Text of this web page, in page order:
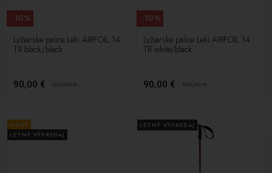
Lyžiarske palice Leki AIRFOIL 14
TR black/black
90,00 € 100,00€
-10%
Lyžiarske palice Leki AIRFOIL 14
TR white/black
90,00 € 100,00€
-10%
NOVÉ
LETNÝ VÝPREDAJ
LETNÝ VÝPREDAJ